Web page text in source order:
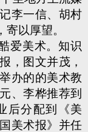
李一信、胡村
以厚望。
爱美术。知识
，图文并茂，
办的的美术教
、李桦推荐到
后分配到《美
美术报》并任